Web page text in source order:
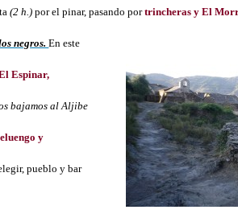
(2 h.)por el pinar, pasando portrincheras y El
negros.En este
Espinar,
bajamos al Aljibe
y
pueblo y bar